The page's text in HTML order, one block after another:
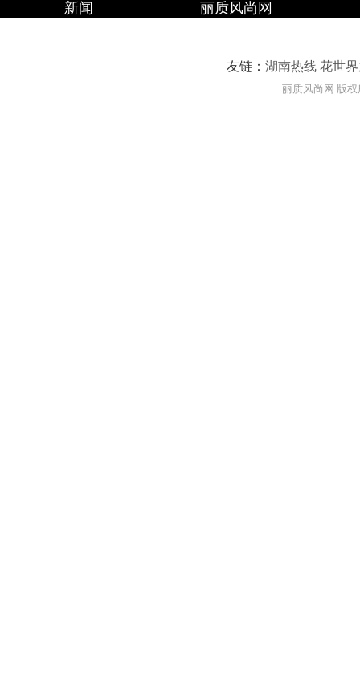
新闻 丽质风尚网
友链： 湖南热线花世
丽质风尚网 版